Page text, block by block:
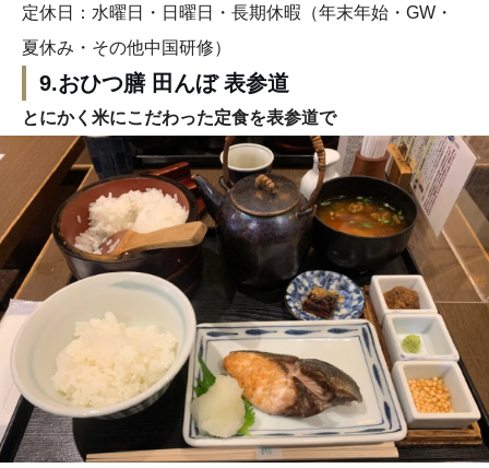
定休日：水曜日・日曜日・長期休暇（年末年始・GW・
夏休み・その他中国研修）
9.おひつ膳 田んぼ 表参道
とにかく米にこだわった定食を表参道で